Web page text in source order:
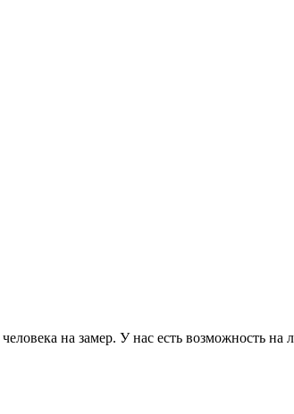
человека на замер. У нас есть возможность на